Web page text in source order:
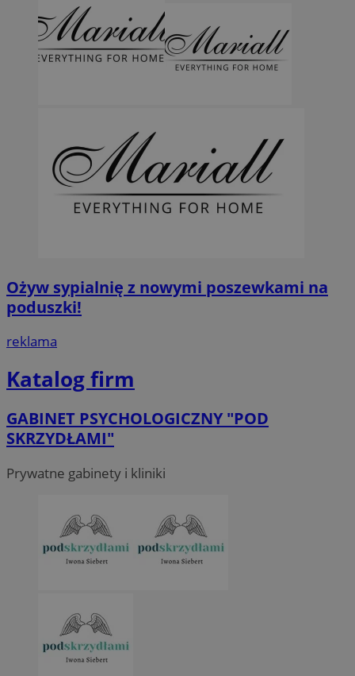
Ożyw sypialnię z nowymi poszewkami na
poduszki!
reklama
Katalog firm
GABINET PSYCHOLOGICZNY "POD
SKRZYDŁAMI"
Prywatne gabinety i kliniki